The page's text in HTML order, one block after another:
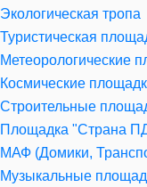
Экологическая тропа
Туристическая
Метеорологические
Космические
Строительные
Площадка "Страна
МАФ (Домики,
Музыкальные